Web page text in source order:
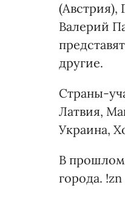
(Австрия),
Валерий
другие.
Страны-
Латвия,
Украина,
В прошлом
города. !zn